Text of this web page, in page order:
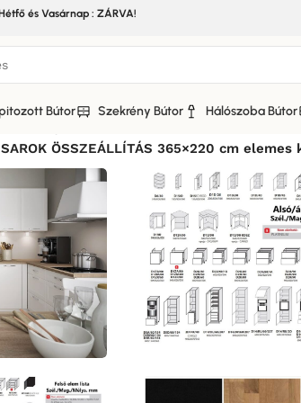
és Vasárnap : ZÁRVA!
Bútor Szekrény Bútor Hálószoba Bútor
SAROK ÖSSZEÁLLÍTÁS 365×220 cm